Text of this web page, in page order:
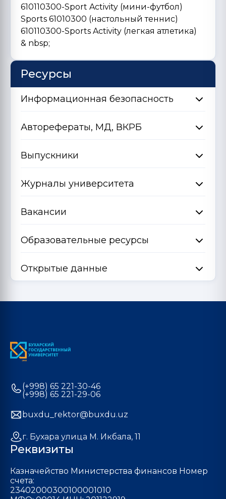
610110300-Sport Activity (мини-футбол)
Sports 61010300 (настольный теннис)
610110300-Sports Activity (легкая атлетика)
& nbsp;
Ресурсы
Информационная безопасность
Авторефераты, МД, ВКРБ
Выпускники
Журналы университета
Вакансии
Образовательные ресурсы
Открытые данные
(+998) 65 221-30-46
(+998) 65 221-29-06
buxdu_rektor@buxdu.uz
г. Бухара улица М. Икбала, 11
Реквизиты
Казначейство Министерства финансов Номер
счета:
23402000300100001010